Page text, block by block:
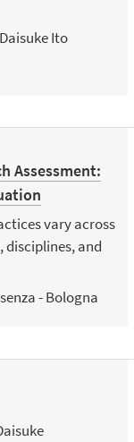
Ito
Assessment:
vary across
and
- Bologna